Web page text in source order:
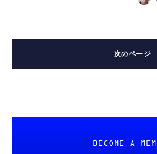
BECOME A